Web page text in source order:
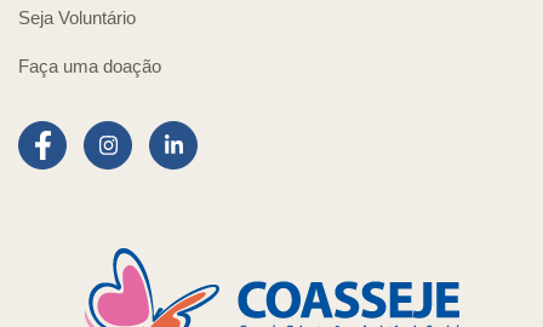
Seja Voluntário
Faça uma doação